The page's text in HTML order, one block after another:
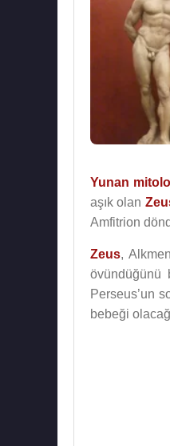
Yunan
aşık olan
Amfitrion
Zeus,
övündüğünü
Perseus’un
bebeği